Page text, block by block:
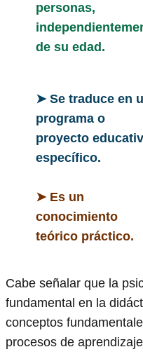
personas,
de su edad.
➤ Se traduce en
programa o
proyecto
específico.
➤ Es un
conocimiento
teórico práctico.
Cabe señalar que la
fundamental en la
conceptos
procesos de